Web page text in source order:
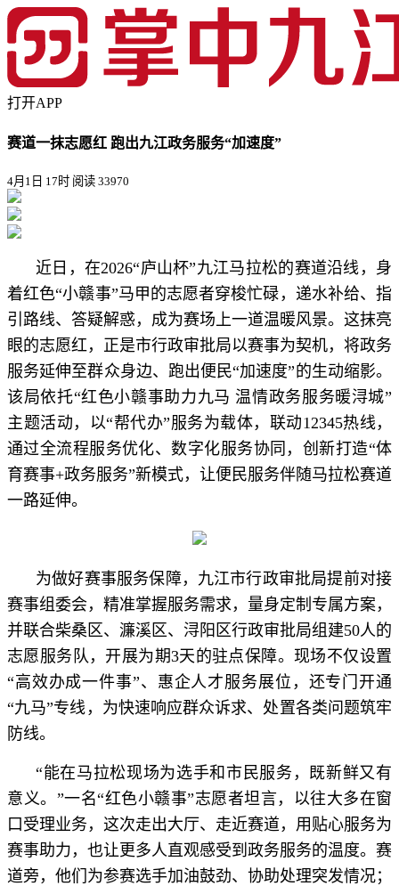
打开APP
赛道一抹志愿红 跑出九江政务服务“加速度”
4月1日 17时 阅读 33970
近日，在2026“庐山杯”九江马拉松的赛道沿线，身
着红色“小赣事”马甲的志愿者穿梭忙碌，递水补给、指
引路线、答疑解惑，成为赛场上一道温暖风景。这抹亮
眼的志愿红，正是市行政审批局以赛事为契机，将政务
服务延伸至群众身边、跑出便民“加速度”的生动缩影。
该局依托“红色小赣事助力九马 温情政务服务暖浔城”
主题活动，以“帮代办”服务为载体，联动12345热线，
通过全流程服务优化、数字化服务协同，创新打造“体
育赛事+政务服务”新模式，让便民服务伴随马拉松赛道
一路延伸。
为做好赛事服务保障，九江市行政审批局提前对接
赛事组委会，精准掌握服务需求，量身定制专属方案，
并联合柴桑区、濂溪区、浔阳区行政审批局组建50人的
志愿服务队，开展为期3天的驻点保障。现场不仅设置
“高效办成一件事”、惠企人才服务展位，还专门开通
“九马”专线，为快速响应群众诉求、处置各类问题筑牢
防线。
“能在马拉松现场为选手和市民服务，既新鲜又有
意义。”一名“红色小赣事”志愿者坦言，以往大多在窗
口受理业务，这次走出大厅、走近赛道，用贴心服务为
赛事助力，也让更多人直观感受到政务服务的温度。赛
道旁，他们为参赛选手加油鼓劲、协助处理突发情况；